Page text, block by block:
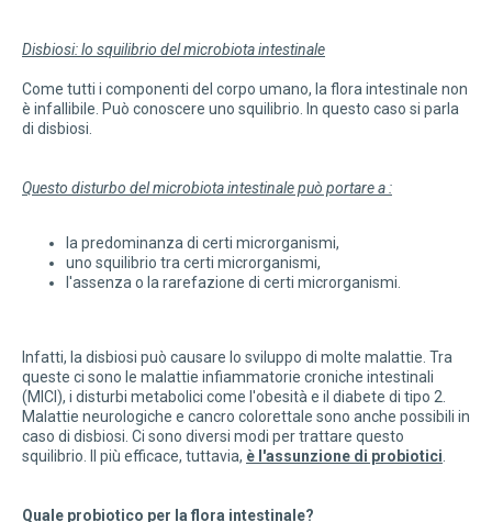
Disbiosi: lo squilibrio del microbiota intestinale
Come tutti i componenti del corpo umano, la flora intestinale non
è infallibile. Può conoscere uno squilibrio. In questo caso si parla
di disbiosi.
Questo disturbo del microbiota intestinale può portare a :
la predominanza di certi microrganismi,
uno squilibrio tra certi microrganismi,
l'assenza o la rarefazione di certi microrganismi.
Infatti, la disbiosi può causare lo sviluppo di molte malattie. Tra
queste ci sono le malattie infiammatorie croniche intestinali
(MICI), i disturbi metabolici come l'obesità e il diabete di tipo 2.
Malattie neurologiche e cancro colorettale sono anche possibili in
caso di disbiosi. Ci sono diversi modi per trattare questo
squilibrio. Il più efficace, tuttavia, è l'assunzione di probiotici
Quale probiotico per la flora intestinale?